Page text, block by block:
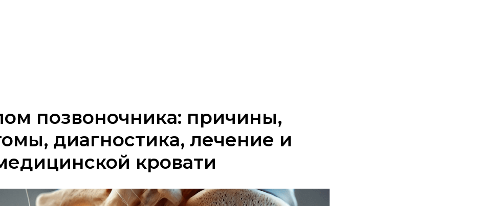
позвоночника: причины,
диагностика, лечение и
кровати